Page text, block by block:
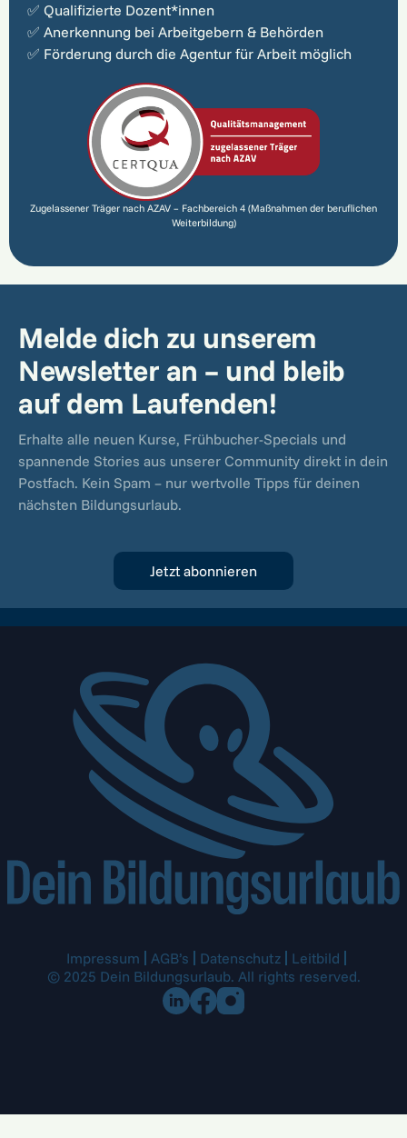
✅ Qualifizierte Dozent*innen
✅ Anerkennung bei Arbeitgebern & Behörden
✅ Förderung durch die Agentur für Arbeit möglich
Zugelassener Träger nach AZAV – Fachbereich 4 (Maßnahmen der beruflichen
Weiterbildung)
Melde dich zu unserem
Newsletter an – und bleib
auf dem Laufenden!
Erhalte alle neuen Kurse, Frühbucher-Specials und
spannende Stories aus unserer Community direkt in dein
Postfach. Kein Spam – nur wertvolle Tipps für deinen
nächsten Bildungsurlaub.
Jetzt abonnieren
© 2025 Dein Bildungsurlaub. All rights reserved.
Impressum AGB’s Datenschutz Leitbild